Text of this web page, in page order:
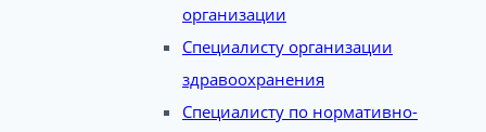
организации
Специалисту организации
здравоохранения
Специалисту по нормативно-